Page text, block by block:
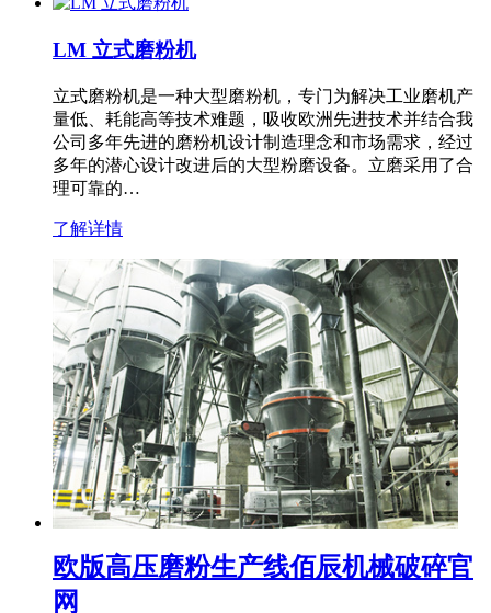
LM 立式磨粉机
立式磨粉机是一种大型磨粉机，专门为解决工业磨机产
量低、耗能高等技术难题，吸收欧洲先进技术并结合我
公司多年先进的磨粉机设计制造理念和市场需求，经过
多年的潜心设计改进后的大型粉磨设备。立磨采用了合
理可靠的…
了解详情
欧版高压磨粉生产线佰辰机械破碎官
网